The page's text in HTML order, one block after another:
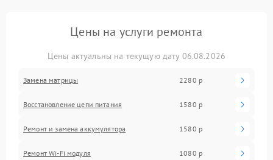
Цены на услуги ремонта
Цены актуальны на текущую дату 06.08.2026
Замена матрицы 2280 р
Восстановление цепи питания 1580 р
Ремонт и замена аккумулятора 1580 р
Ремонт Wi-Fi модуля 1080 р